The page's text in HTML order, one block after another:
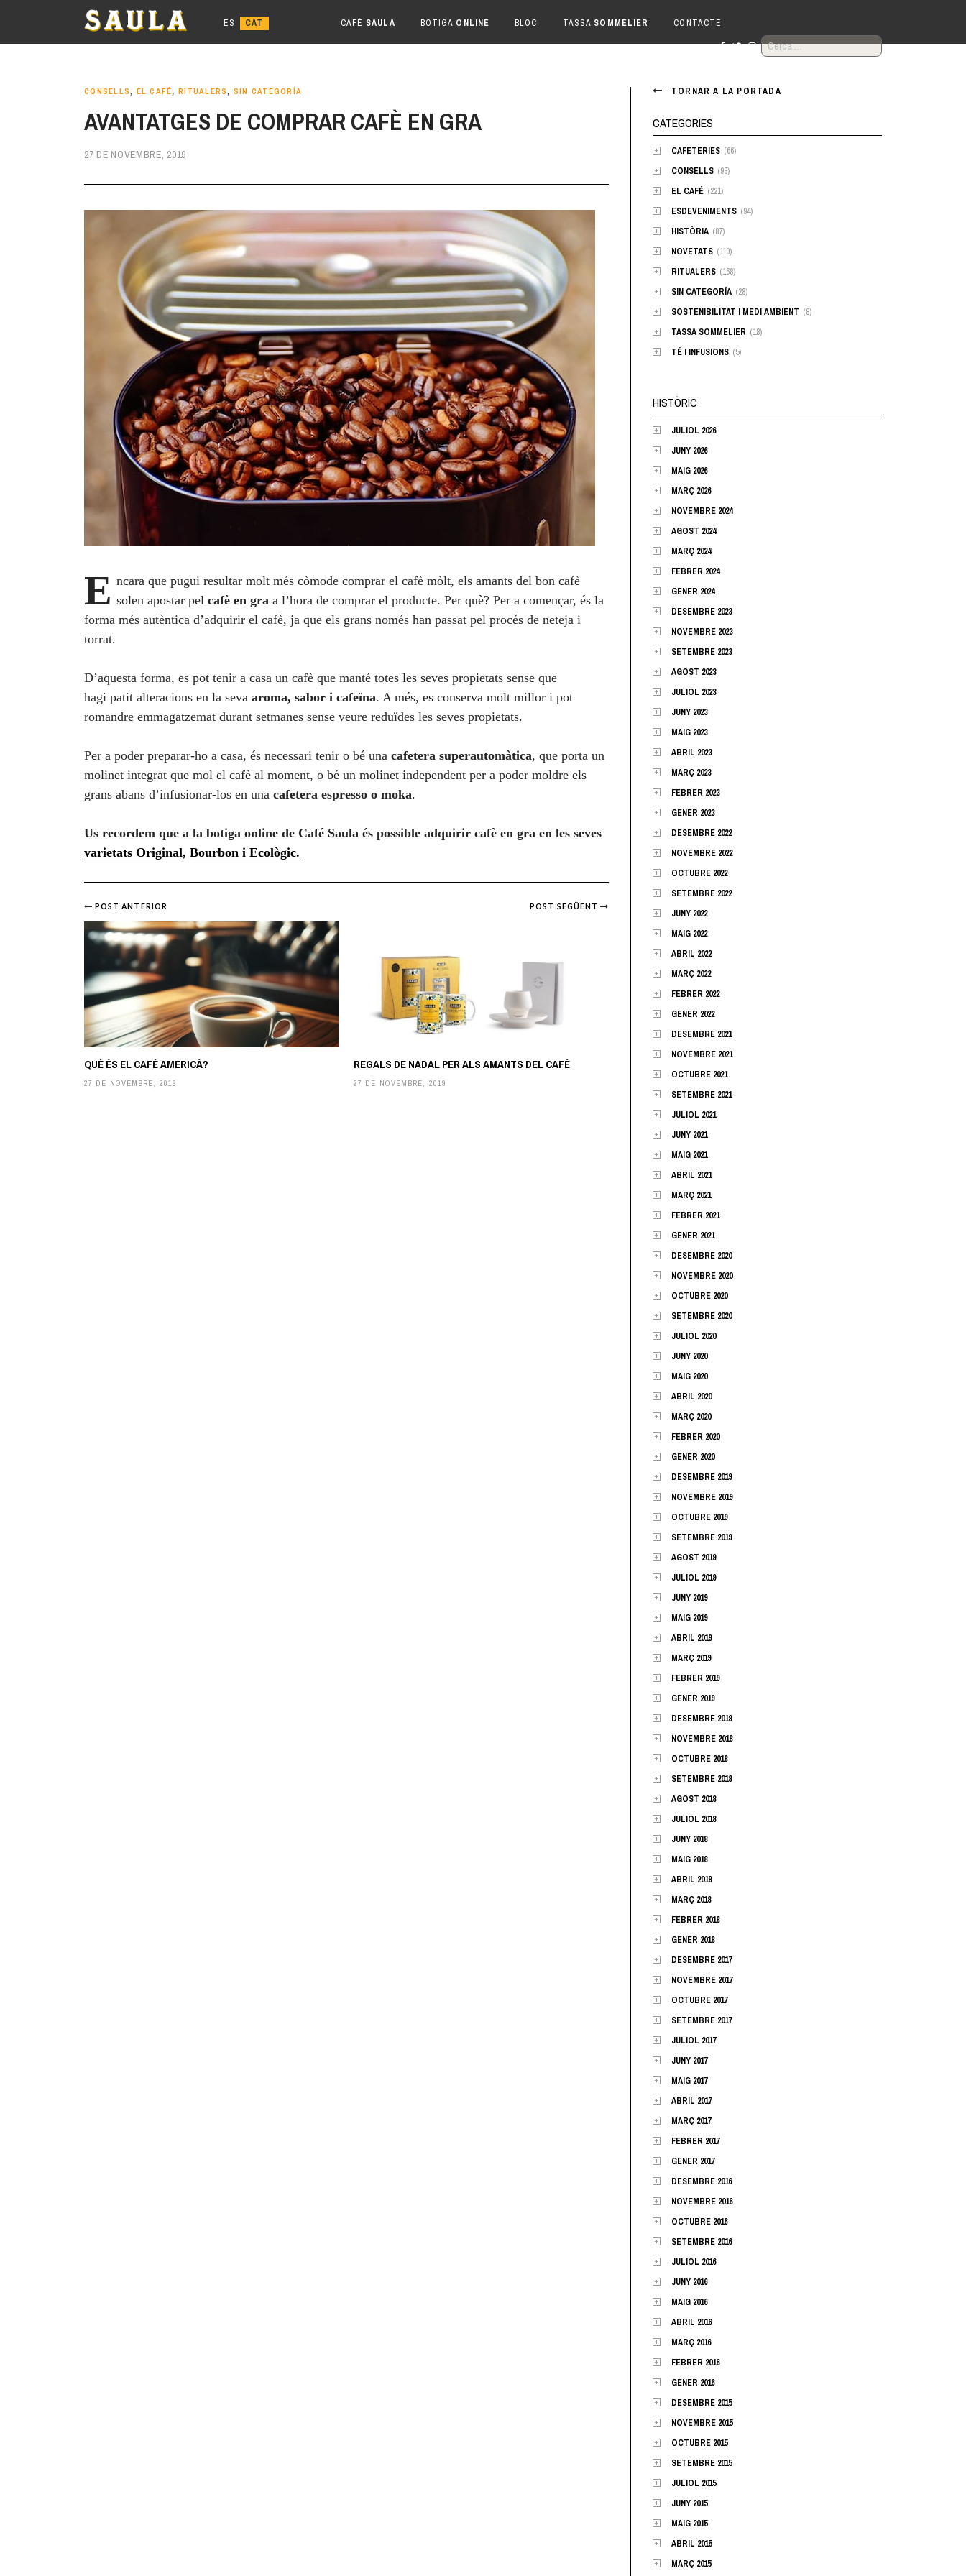
CAFÈ SAULA BOTIGA ONLINE BLOC TASSA SOMMELIER CONTACTE
CERCA:
CONSELLS, EL CAFÉ, RITUALERS, SIN CATEGORÍA
AVANTATGES DE COMPRAR CAFÈ EN GRA
27 DE NOVEMBRE, 2019
E ncara que pugui resultar molt més còmode comprar el cafè mòlt, els amants del bon cafè
solen apostar pel cafè en gra a l’hora de comprar el producte. Per què? Per a començar, és la
forma més autèntica d’adquirir el cafè, ja que els grans només han passat pel procés de neteja i
torrat.
D’aquesta forma, es pot tenir a casa un cafè que manté totes les seves propietats sense que
hagi patit alteracions en la seva aroma, sabor i cafeïna. A més, es conserva molt millor i pot
romandre emmagatzemat durant setmanes sense veure reduïdes les seves propietats.
Per a poder preparar-ho a casa, és necessari tenir o bé una cafetera superautomàtica, que porta un
molinet integrat que mol el cafè al moment, o bé un molinet independent per a poder moldre els
grans abans d’infusionar-los en una cafetera espresso o moka.
Us recordem que a la botiga online de Café Saula és possible adquirir cafè en gra en les seves
varietats Original, Bourbon i Ecològic.
Post
navigation
POST SEGÜENT
REGALS DE NADAL PER ALS AMANTS DEL CAFÈ
27 DE NOVEMBRE, 2019
POST ANTERIOR
QUÈ ÉS EL CAFÈ AMERICÀ?
27 DE NOVEMBRE, 2019
TORNAR A LA PORTADA
CATEGORIES
CAFETERIES (66)
CONSELLS (93)
EL CAFÉ (221)
ESDEVENIMENTS (94)
HISTÒRIA (87)
NOVETATS (110)
RITUALERS (168)
SIN CATEGORÍA (28)
SOSTENIBILITAT I MEDI AMBIENT (8)
TASSA SOMMELIER (18)
TÉ I INFUSIONS (5)
HISTÒRIC
JULIOL 2026
JUNY 2026
MAIG 2026
MARÇ 2026
NOVEMBRE 2024
AGOST 2024
MARÇ 2024
FEBRER 2024
GENER 2024
DESEMBRE 2023
NOVEMBRE 2023
SETEMBRE 2023
AGOST 2023
JULIOL 2023
JUNY 2023
MAIG 2023
ABRIL 2023
MARÇ 2023
FEBRER 2023
GENER 2023
DESEMBRE 2022
NOVEMBRE 2022
OCTUBRE 2022
SETEMBRE 2022
JUNY 2022
MAIG 2022
ABRIL 2022
MARÇ 2022
FEBRER 2022
GENER 2022
DESEMBRE 2021
NOVEMBRE 2021
OCTUBRE 2021
SETEMBRE 2021
JULIOL 2021
JUNY 2021
MAIG 2021
ABRIL 2021
MARÇ 2021
FEBRER 2021
GENER 2021
DESEMBRE 2020
NOVEMBRE 2020
OCTUBRE 2020
SETEMBRE 2020
JULIOL 2020
JUNY 2020
MAIG 2020
ABRIL 2020
MARÇ 2020
FEBRER 2020
GENER 2020
DESEMBRE 2019
NOVEMBRE 2019
OCTUBRE 2019
SETEMBRE 2019
AGOST 2019
JULIOL 2019
JUNY 2019
MAIG 2019
ABRIL 2019
MARÇ 2019
FEBRER 2019
GENER 2019
DESEMBRE 2018
NOVEMBRE 2018
OCTUBRE 2018
SETEMBRE 2018
AGOST 2018
JULIOL 2018
JUNY 2018
MAIG 2018
ABRIL 2018
MARÇ 2018
FEBRER 2018
GENER 2018
DESEMBRE 2017
NOVEMBRE 2017
OCTUBRE 2017
SETEMBRE 2017
JULIOL 2017
JUNY 2017
MAIG 2017
ABRIL 2017
MARÇ 2017
FEBRER 2017
GENER 2017
DESEMBRE 2016
NOVEMBRE 2016
OCTUBRE 2016
SETEMBRE 2016
JULIOL 2016
JUNY 2016
MAIG 2016
ABRIL 2016
MARÇ 2016
FEBRER 2016
GENER 2016
DESEMBRE 2015
NOVEMBRE 2015
OCTUBRE 2015
SETEMBRE 2015
JULIOL 2015
JUNY 2015
MAIG 2015
ABRIL 2015
MARÇ 2015